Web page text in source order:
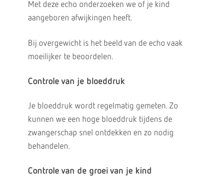
Met deze echo onderzoeken we of je kind
aangeboren afwijkingen heeft.
Bij overgewicht is het beeld van de echo vaak
moeilijker te beoordelen.
Controle van je bloeddruk
Je bloeddruk wordt regelmatig gemeten. Zo
kunnen we een hoge bloeddruk tijdens de
zwangerschap snel ontdekken en zo nodig
behandelen.
Controle van de groei van je kind